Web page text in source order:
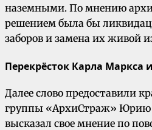
наземными. По мнению
решением была бы
заборов и замена их живой
Перекрёсток Карла Маркса
Далее слово предоставили
группы «АрхиСтраж»
высказал свое мнение по